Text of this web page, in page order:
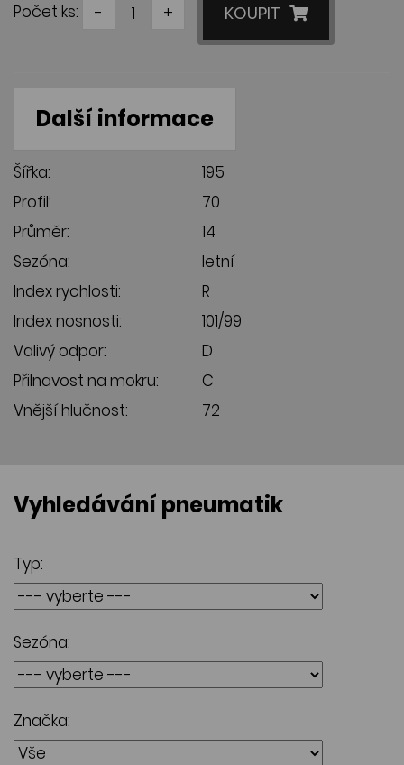
Počet ks: - + KOUPIT
Další informace
Šířka:
195
Profil:
70
Průměr:
14
Sezóna:
letní
Index rychlosti:
R
Index nosnosti:
101/99
Valivý odpor:
D
Přilnavost na mokru:
C
Vnější hlučnost:
72
Vyhledávání pneumatik
Typ:
Sezóna:
Značka: